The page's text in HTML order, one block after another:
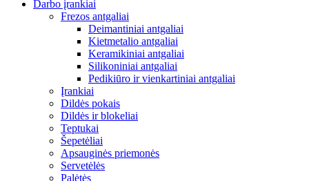
Darbo įrankiai
Frezos antgaliai
Deimantiniai antgaliai
Kietmetalio antgaliai
Keramikiniai antgaliai
Silikoniniai antgaliai
Pedikiūro ir vienkartiniai antgaliai
Įrankiai
Dildės pokais
Dildės ir blokeliai
Teptukai
Šepetėliai
Apsauginės priemonės
Servetėlės
Palėtės